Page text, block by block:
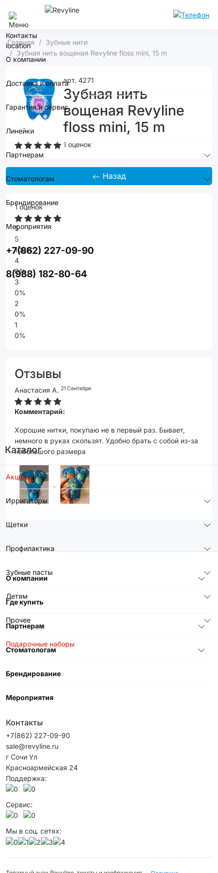
Контакты
О компании
Доставка и оплата
Гарантия и сервис
Линейки
Партнерам
Стоматологам
Брендирование
Мероприятия
+7(862) 227-09-90
8(988) 182-80-64
Каталог
Акция
Ирригаторы
Щетки
Профилактика
Зубные пасты
Детям
Прочее
Подарочные наборы
Главная
Зубные нити
Зубная нить вощеная Revyline floss mini, 15 m
арт. 4271
Зубная нить
вощеная Revyline
floss mini, 15 m
1 оценок
Назад
1 оценок
5
5
100%
4
0%
3
0%
2
0%
1
0%
Отзывы
Анастасия А. 21 Сентября
Комментарий:
Хорошие нитки, покупаю не в первый раз. Бывает,
немного в руках скользят. Удобно брать с собой из-за
небольшого размера
О компании
Где купить
Партнерам
Стоматологам
Брендирование
Мероприятия
Контакты
+7(862) 227-09-90
sale@revyline.ru
г Сочи Ул
Красноармейская 24
Поддержка:
Сервис:
Мы в соц. сетях: